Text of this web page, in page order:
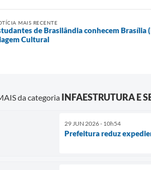
MAIS RECENTE
de Brasilândia conhecem Brasília
Cultural
da categoria INFAESTRUTURA E
29 JUN 2026 - 10h54
Prefeitura reduz